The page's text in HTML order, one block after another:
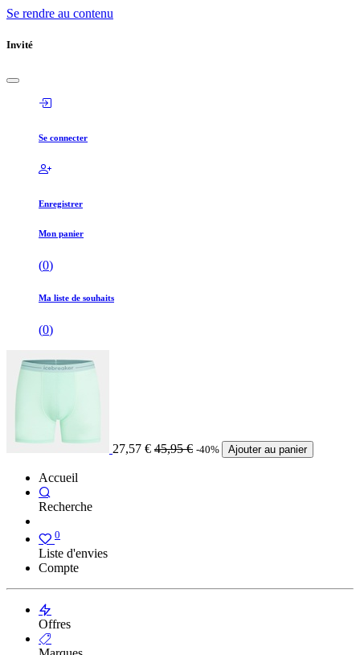
Se rendre au contenu
Invité
Se connecter
Enregistrer
Mon panier
(0)
Ma liste de souhaits
(0)
27,57 € 45,95€ -40% Ajouter au panier
Accueil
Recherche
0
Liste d'envies
Compte
Offres